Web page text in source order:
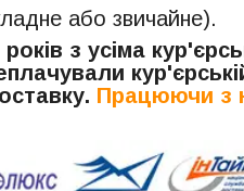
або звичайне).
з усіма
Працюючи з